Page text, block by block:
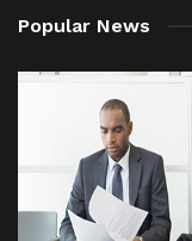
Popular News